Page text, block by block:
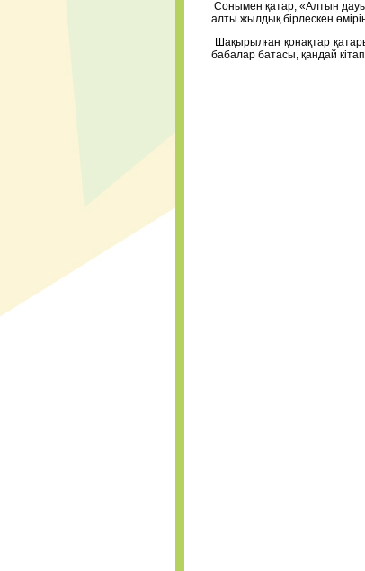
Сонымен қатар, «Алтын
алты жылдық бірлескен
Шақырылған қонақтар
бабалар батасы, қандай